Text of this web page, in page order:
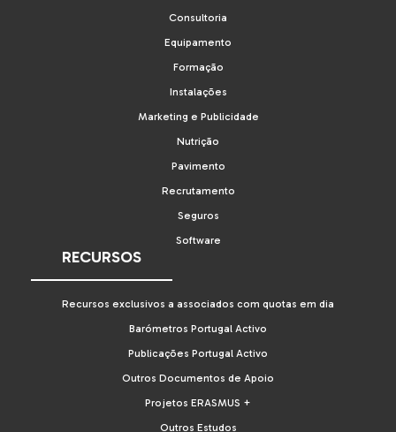
Consultoria
Equipamento
Formação
Instalações
Marketing e Publicidade
Nutrição
Pavimento
Recrutamento
Seguros
Software
RECURSOS
Recursos exclusivos a associados com quotas em dia
Barómetros Portugal Activo
Publicações Portugal Activo
Outros Documentos de Apoio
Projetos ERASMUS +
Outros Estudos